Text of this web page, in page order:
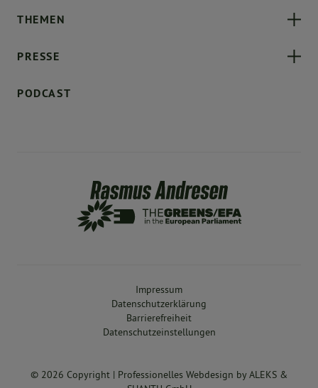
THEMEN
PRESSE
PODCAST
© 2026 Copyright | Professionelles Webdesign byALEKS &
Impressum
Datenschutzerklärung
Barrierefreiheit
Datenschutzeinstellungen